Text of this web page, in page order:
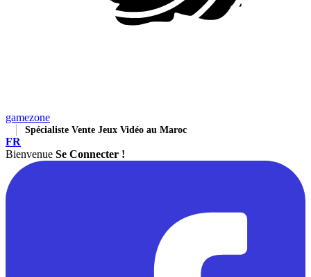
gamezone
Spécialiste Vente Jeux Vidéo au Maroc
FR
Bienvenue Se Connecter !